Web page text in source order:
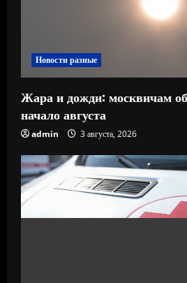
Новости разные
Жара и дожди: москвичам
начало августа
admin 3 августа, 2026